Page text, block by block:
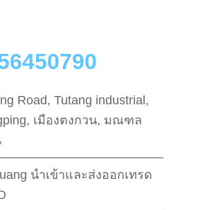
Road, Tutang industrial,
เมืองตงกวน, มณฑล
นําเข้าและส่งออกเทรด